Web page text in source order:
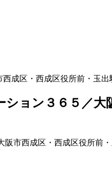
成区・西成区役所前・玉
ョン３６５／